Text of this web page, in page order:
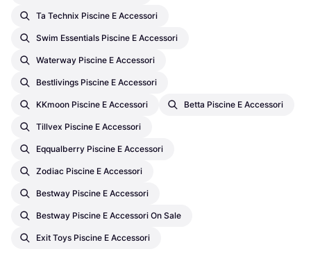
Ta Technix Piscine E Accessori
Swim Essentials Piscine E Accessori
Waterway Piscine E Accessori
Bestlivings Piscine E Accessori
KKmoon Piscine E Accessori Betta Piscine E Accessori
Tillvex Piscine E Accessori
Eqqualberry Piscine E Accessori
Zodiac Piscine E Accessori
Bestway Piscine E Accessori
Bestway Piscine E Accessori On Sale
Exit Toys Piscine E Accessori